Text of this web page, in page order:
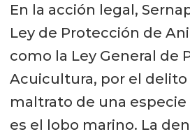
En la acción legal,
Ley de Protección de
como la Ley General de
Acuicultura, por el
maltrato de una especie
es el lobo marino. La